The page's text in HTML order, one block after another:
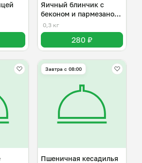
Яичный блинчик с
беконом и пармезаном
( Омлет)
0,3 кг
280 ₽
Завтра c 08:00
Пшеничная кесадилья